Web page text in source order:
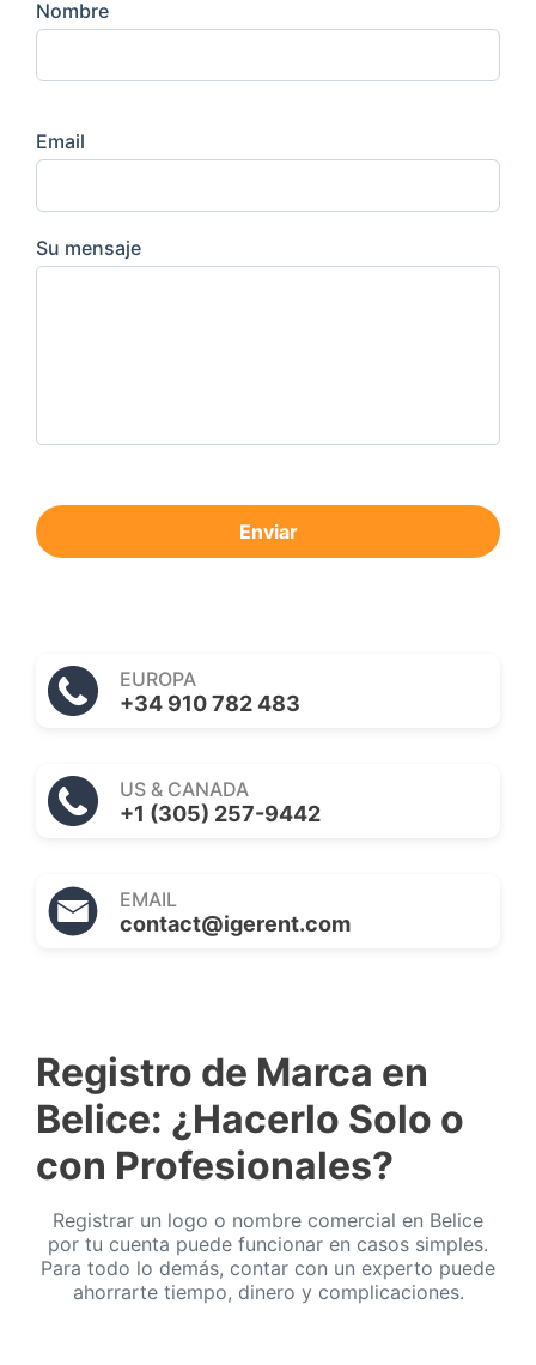
Nombre
Email
Su mensaje
Enviar
EUROPA
+34 910 782 483
US & CANADA
+1 (305) 257-9442
EMAIL
contact@igerent.com
Registro de Marca en
Belice: ¿Hacerlo Solo o
con Profesionales?
Registrar un logo o nombre comercial en Belice
por tu cuenta puede funcionar en casos simples.
Para todo lo demás, contar con un experto puede
ahorrarte tiempo, dinero y complicaciones.